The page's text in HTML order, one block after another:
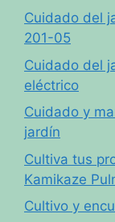
Cuidado del
201-05
Cuidado del
eléctrico
Cuidado y
jardín
Cultiva tus
Kamikaze
Cultivo y